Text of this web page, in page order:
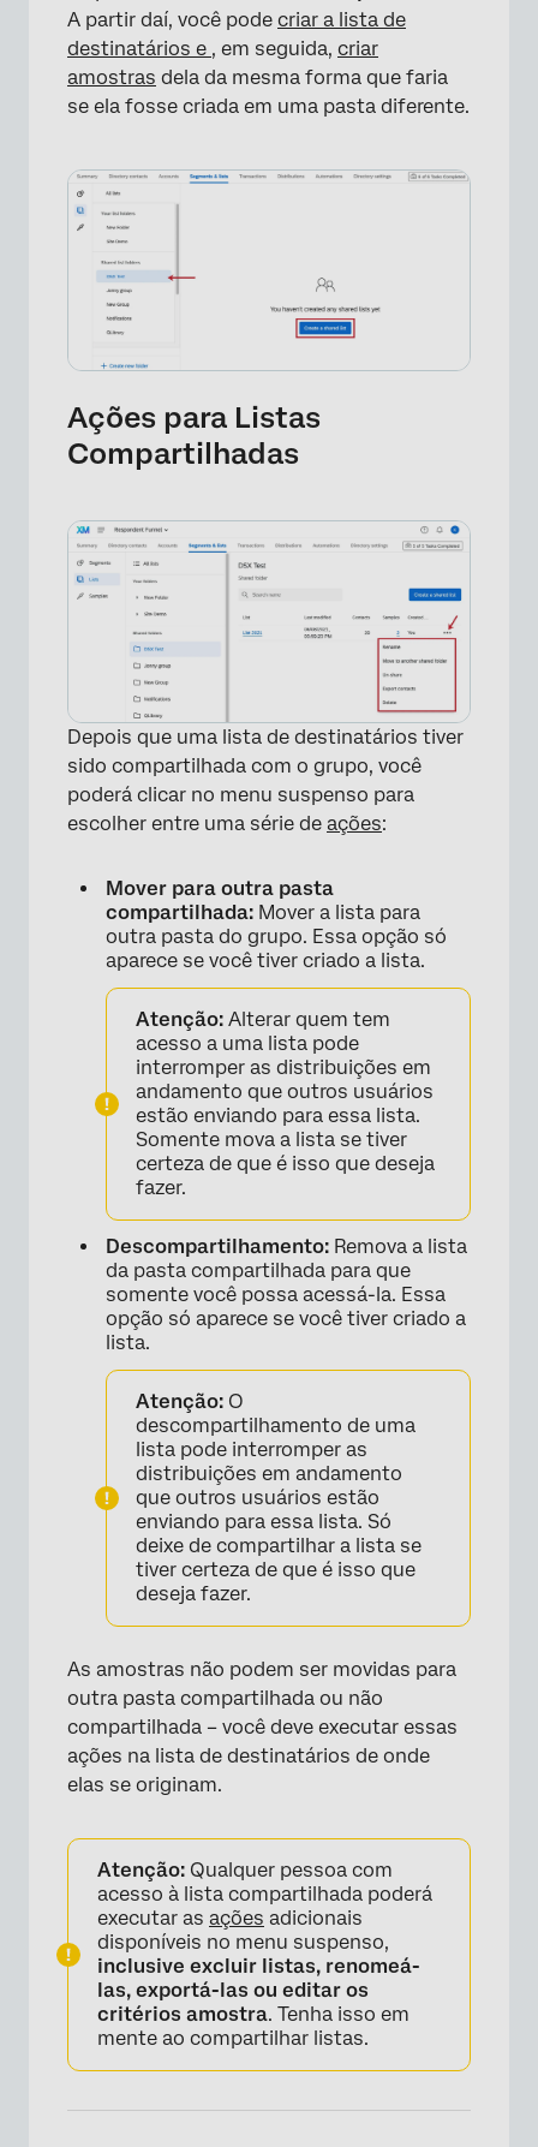
×
×
A partir daí, você pode criar a lista de
destinatários e , em seguida, criar
amostras dela da mesma forma que faria
se ela fosse criada em uma pasta diferente.
×
Ações para Listas
Compartilhadas
Depois que uma lista de destinatários tiver
sido compartilhada com o grupo, você
poderá clicar no menu suspenso para
escolher entre uma série de ações:
Mover para outra pasta
compartilhada: Mover a lista para
outra pasta do grupo. Essa opção só
aparece se você tiver criado a lista.
Atenção: Alterar quem tem
acesso a uma lista pode
interromper as distribuições em
andamento que outros usuários
estão enviando para essa lista.
Somente mova a lista se tiver
certeza de que é isso que deseja
fazer.
Descompartilhamento: Remova a lista
da pasta compartilhada para que
somente você possa acessá-la. Essa
opção só aparece se você tiver criado a
lista.
Atenção: O
descompartilhamento de uma
lista pode interromper as
distribuições em andamento
que outros usuários estão
enviando para essa lista. Só
deixe de compartilhar a lista se
tiver certeza de que é isso que
deseja fazer.
As amostras não podem ser movidas para
outra pasta compartilhada ou não
compartilhada – você deve executar essas
ações na lista de destinatários de onde
elas se originam.
Atenção: Qualquer pessoa com
acesso à lista compartilhada poderá
executar as ações adicionais
disponíveis no menu suspenso,
inclusive excluir listas, renomeá-
las, exportá-las ou editar os
critérios amostra. Tenha isso em
mente ao compartilhar listas.